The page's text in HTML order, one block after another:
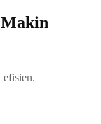
efisien.